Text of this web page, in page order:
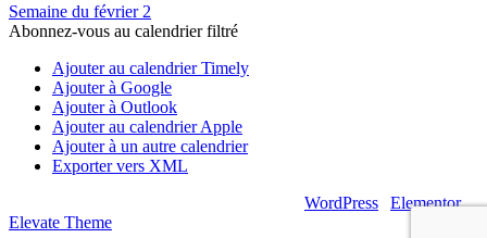
Semaine du février 2
Abonnez-vous au calendrier filtré
Ajouter au calendrier Timely
Ajouter à Google
Ajouter à Outlook
Ajouter au calendrier Apple
Ajouter à un autre calendrier
Exporter vers XML
WordPress Elementor|
Elevate Theme